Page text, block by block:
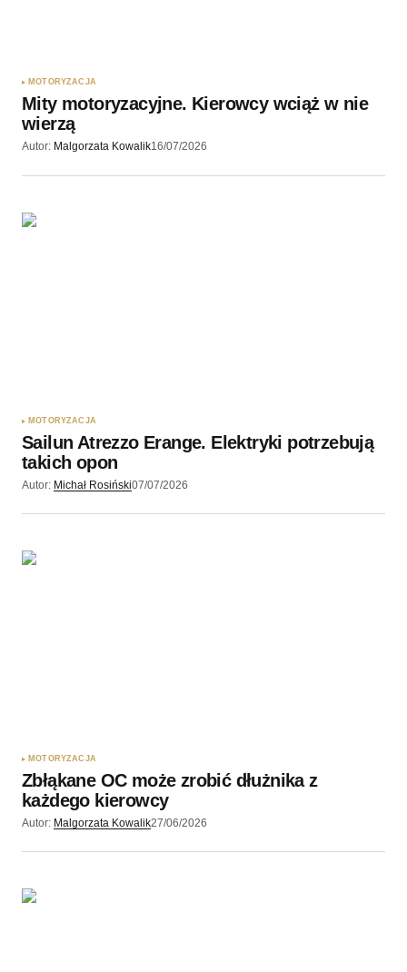
MOTORYZACJA
Mity motoryzacyjne. Kierowcy wciąż w nie
wierzą
Autor: Malgorzata Kowalik16/07/2026
MOTORYZACJA
Sailun Atrezzo Erange. Elektryki potrzebują
takich opon
Autor: Michał Rosiński07/07/2026
MOTORYZACJA
Zbłąkane OC może zrobić dłużnika z
każdego kierowcy
Autor: Malgorzata Kowalik27/06/2026